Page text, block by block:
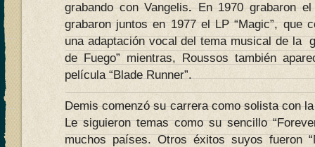
grabando con Vangelis.En 1970 grabaron el
grabaron juntos en 1977 el LP “Magic”, que
una adaptación vocal del tema musical de la
de Fuego” mientras, Roussos también
película “Blade Runner”.
Demis comenzó su carrera como solista con
Le siguieron temas como su sencillo
muchos países. Otros éxitos suyos fueron